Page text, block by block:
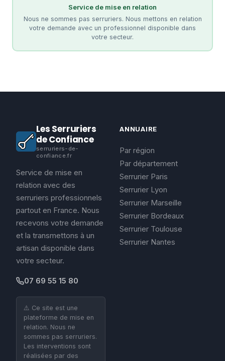
Service de mise en relation
Nous ne sommes pas serruriers. Nous mettons en relation
votre demande avec un professionnel disponible dans
votre secteur.
Les Serruriers
de Confiance
serruriers-de-
confiance.fr
Service de mise en
relation avec des
serruriers professionnels
partout en France. Nous
recevons votre demande
et la transmettons à un
artisan disponible dans
votre secteur.
07 69 55 15 80
⚠️ Ce site est une
plateforme de mise en
relation. Nous ne
sommes pas serruriers.
Les interventions sont
réalisées par des
ANNUAIRE
Par région
Par département
Serrurier Paris
Serrurier Lyon
Serrurier Marseille
Serrurier Bordeaux
Serrurier Toulouse
Serrurier Nantes